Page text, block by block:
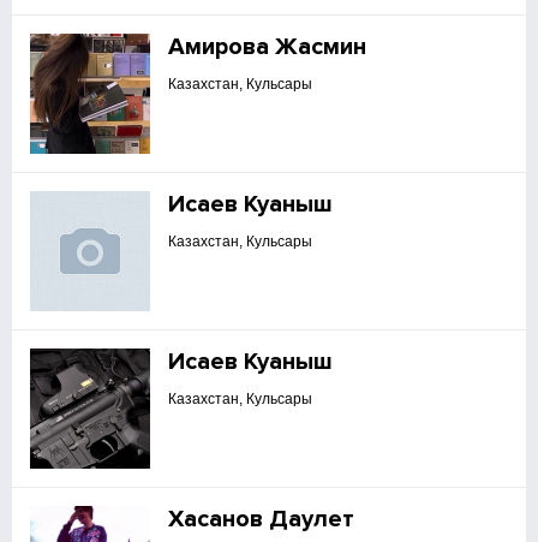
Амирова Жасмин
Казахстан, Кульсары
Исаев Куаныш
Казахстан, Кульсары
Исаев Куаныш
Казахстан, Кульсары
Хасанов Даулет